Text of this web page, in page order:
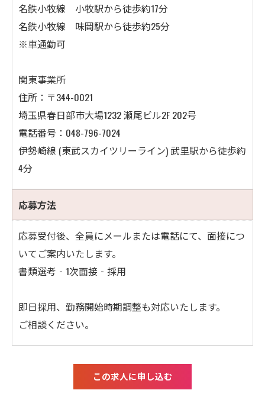
名鉄小牧線 小牧駅から徒歩約17分
名鉄小牧線 味岡駅から徒歩約25分
※車通勤可
関東事業所
住所：〒344-0021
埼玉県春日部市大場1232 瀬尾ビル2F 202号
電話番号：048-796-7024
伊勢崎線 (東武スカイツリーライン) 武里駅から徒歩約
4分
応募方法
応募受付後、全員にメールまたは電話にて、面接につ
いてご案内いたします。
書類選考‐1次面接‐採用
即日採用、勤務開始時期調整も対応いたします。
ご相談ください。
この求人に申し込む